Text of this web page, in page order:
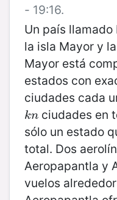
- 19:16.
Un país
la isla Mayor y
Mayor está
estados con
ciudades cada
kn
kn ciudades en
sólo un estado
total. Dos
Aeropapantla y
vuelos